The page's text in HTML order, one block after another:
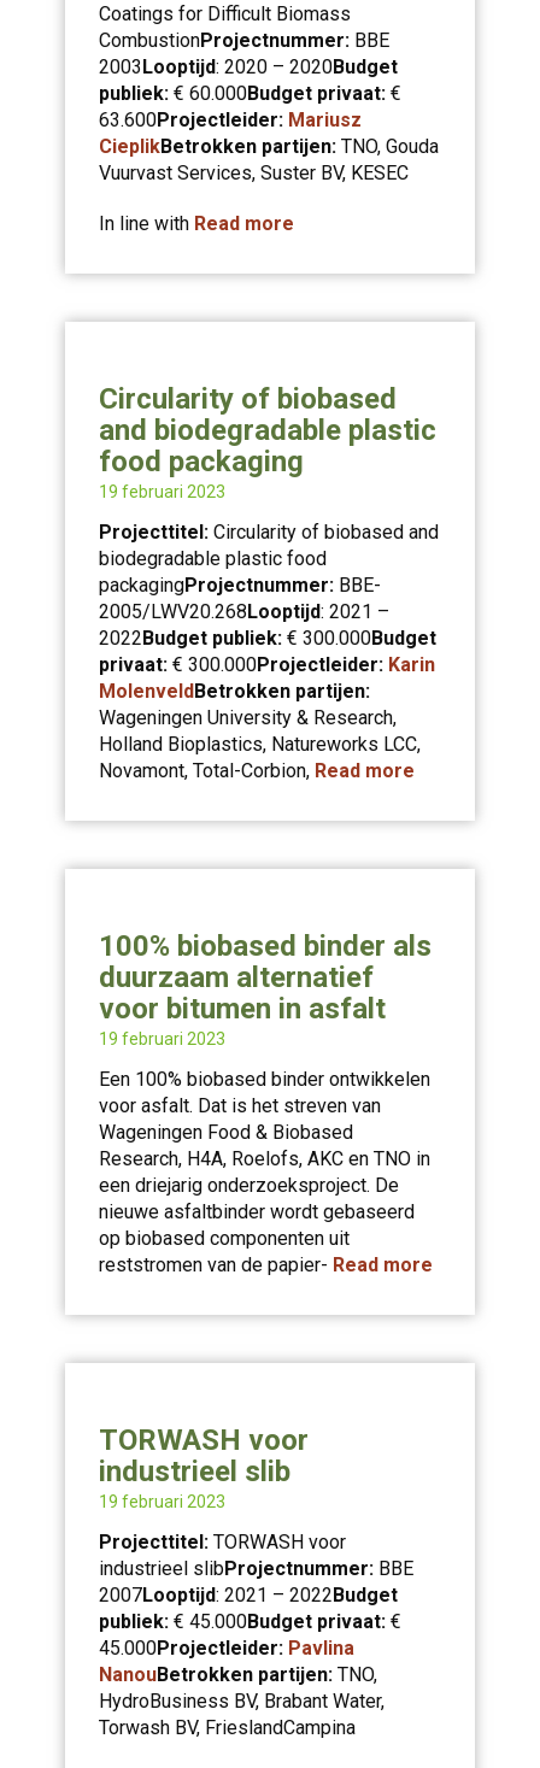
Coatings for Difficult Biomass
CombustionProjectnummer: BBE
2003Looptijd: 2020 – 2020Budget
publiek: € 60.000Budget privaat: €
63.600Projectleider: Mariusz
CieplikBetrokken partijen: TNO, Gouda
Vuurvast Services, Suster BV, KESEC
In line with Read more
Circularity of biobased
and biodegradable plastic
food packaging
19 februari 2023
Projecttitel: Circularity of biobased and
biodegradable plastic food
packagingProjectnummer: BBE-
2005/LWV20.268Looptijd: 2021 –
2022Budget publiek: € 300.000Budget
privaat: € 300.000Projectleider: Karin
MolenveldBetrokken partijen:
Wageningen University & Research,
Holland Bioplastics, Natureworks LCC,
Novamont, Total-Corbion, Read more
100% biobased binder als
duurzaam alternatief
voor bitumen in asfalt
19 februari 2023
Een 100% biobased binder ontwikkelen
voor asfalt. Dat is het streven van
Wageningen Food & Biobased
Research, H4A, Roelofs, AKC en TNO in
een driejarig onderzoeksproject. De
nieuwe asfaltbinder wordt gebaseerd
op biobased componenten uit
reststromen van de papier- Read more
TORWASH voor
industrieel slib
19 februari 2023
Projecttitel: TORWASH voor
industrieel slibProjectnummer: BBE
2007Looptijd: 2021 – 2022Budget
publiek: € 45.000Budget privaat: €
45.000Projectleider: Pavlina
NanouBetrokken partijen: TNO,
HydroBusiness BV, Brabant Water,
Torwash BV, FrieslandCampina